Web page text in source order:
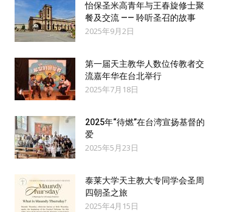
会
马
怡保圣米高青年与王春旋修士聚
餐及交流 —— 聆听圣召的故事
2025年9月2日
第一届天主教华人数位传教者交
流嘉年华在台北举行
2025年7月18日
2025年“待燃”在台湾宣扬基督的
爱
2025年5月23日
泰莱大学天主教大专同学会圣周
四朝圣之旅
2025年4月15日